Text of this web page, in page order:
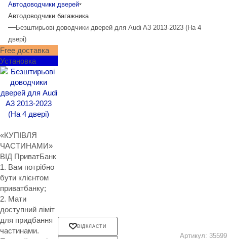
Автодоводчики дверей
Автодоводчики багажника
—Безштирьові доводчики дверей для Audi A3 2013-2023 (На 4
двері)
Free доставка
Установка
«КУПІВЛЯ
ЧАСТИНАМИ»
ВІД ПриватБанк
1. Вам потрібно
бути клієнтом
приватбанку;
2. Мати
доступний ліміт
для придбання
частинами.
ВІДКЛАСТИ
Артикул: 35599